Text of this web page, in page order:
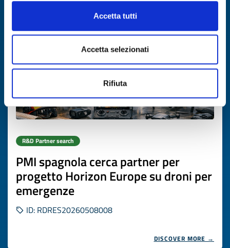
Accetta tutti
Accetta selezionati
Rifiuta
R&D Partner search
PMI spagnola cerca partner per
progetto Horizon Europe su droni per
emergenze
ID: RDRES20260508008
DISCOVER MORE →